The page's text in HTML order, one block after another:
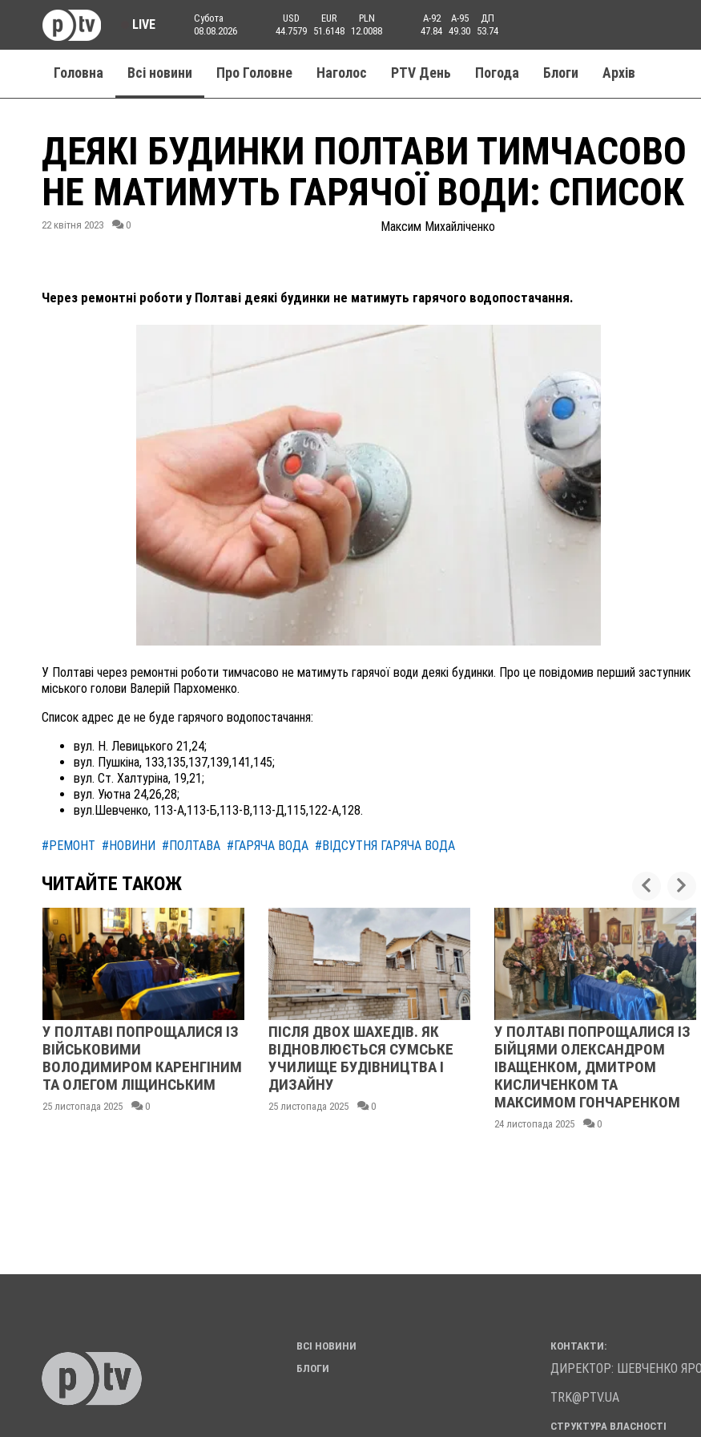
LIVE
Субота
08.08.2026
USD
44.7579
EUR
51.6148
PLN
12.0088
A-92
47.84
A-95
49.30
ДП
53.74
Головна Всі новини Про Головне Наголос PTV День Погода Блоги Aрхів
ДЕЯКІ БУДИНКИ ПОЛТАВИ ТИМЧАСОВО
НЕ МАТИМУТЬ ГАРЯЧОЇ ВОДИ: СПИСОК
22 квітня 2023 0 Максим Михайліченко
Через ремонтні роботи у Полтаві деякі будинки не матимуть гарячого водопостачання.
У Полтаві через ремонтні роботи тимчасово не матимуть гарячої води деякі будинки. Про це повідомив перший заступник
міського голови Валерій Пархоменко.
Список адрес де не буде гарячого водопостачання:
вул. Н. Левицького 21,24;
вул. Пушкіна, 133,135,137,139,141,145;
вул. Ст. Халтуріна, 19,21;
вул. Уютна 24,26,28;
вул.Шевченко, 113-А,113-Б,113-В,113-Д,115,122-А,128.
#РЕМОНТ #НОВИНИ #ПОЛТАВА #ГАРЯЧА ВОДА #ВІДСУТНЯ ГАРЯЧА ВОДА
ЧИТАЙТЕ ТАКОЖ
У ПОЛТАВІ ПОПРОЩАЛИСЯ ІЗ
ВІЙСЬКОВИМИ
ВОЛОДИМИРОМ КАРЕНГІНИМ
ТА ОЛЕГОМ ЛІЩИНСЬКИМ
25 листопада 2025 0
ПІСЛЯ ДВОХ ШАХЕДІВ. ЯК
ВІДНОВЛЮЄТЬСЯ СУМСЬКЕ
УЧИЛИЩЕ БУДІВНИЦТВА І
ДИЗАЙНУ
25 листопада 2025 0
У ПОЛТАВІ ПОПРОЩАЛИСЯ ІЗ
БІЙЦЯМИ ОЛЕКСАНДРОМ
ІВАЩЕНКОМ, ДМИТРОМ
КИСЛИЧЕНКОМ ТА
МАКСИМОМ ГОНЧАРЕНКОМ
24 листопада 2025 0
ПОЛІЦІЯ ПОЛТАВЩИНИ РОЗШУКУЄ 62-РІЧНУ
ЛЮДМИЛУ ТИМЧЕНКО
ВНАСЛІДОК ПОРАНЕНЬ, ОТРИМАНИХ НА ВІЙНІ,
ПОМЕР ВОЇН ЮРІЙ ВОЙТИК
ВСІ НОВИНИ
БЛОГИ
КОНТАКТИ:
ДИРЕКТОР: ШЕВЧЕНКО
TRK@PTV.UA
СТРУКТУРА ВЛАСНОСТІ